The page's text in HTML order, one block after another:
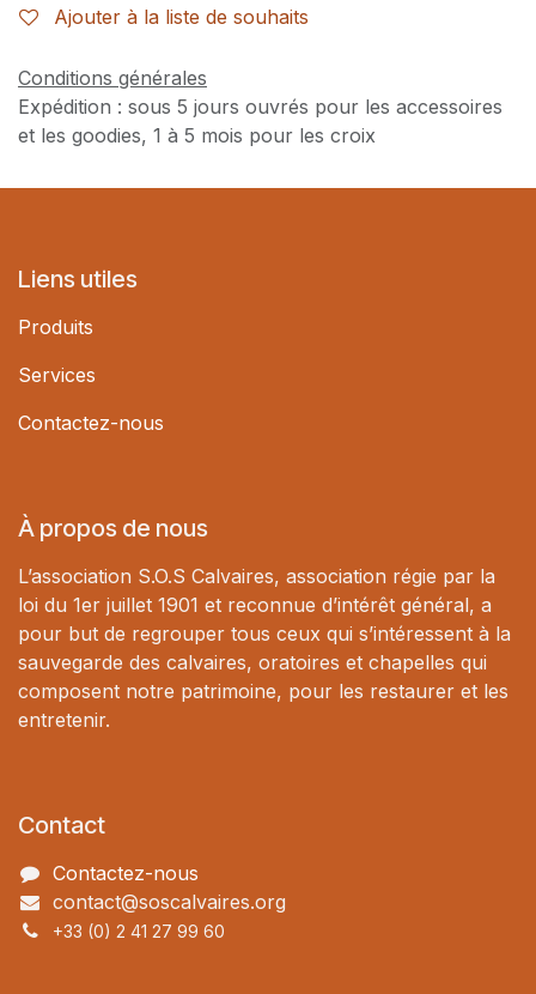
Ajouter à la liste de souhaits
Conditions générales
Expédition : sous 5 jours ouvrés pour les accessoires
et les goodies, 1 à 5 mois pour les croix
Liens utiles
Produits
Services
Contactez-nous
À propos de nous
L’association S.O.S Calvaires, association régie par la
loi du 1er juillet 1901 et reconnue d’intérêt général, a
pour but de regrouper tous ceux qui s’intéressent à la
sauvegarde des calvaires, oratoires et chapelles qui
composent notre patrimoine, pour les restaurer et les
entretenir.
Contact
Contactez-nous
contact@soscalvaires.org
+33 (0) 2 41 27 99 60